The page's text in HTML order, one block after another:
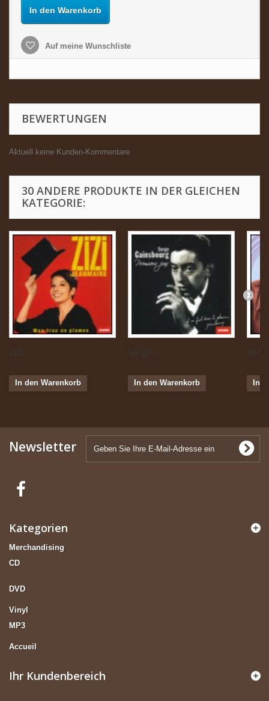
In den Warenkorb
Auf meine Wunschliste
BEWERTUNGEN
Aktuell keine Kunden-Kommentare
30 ANDERE PRODUKTE IN DER GLEICHEN
KATEGORIE:
Zizi...
In den Warenkorb
Serge...
In den Warenkorb In
Newsletter
Kategorien
Merchandising
CD
DVD
Vinyl
MP3
Accueil
Ihr Kundenbereich